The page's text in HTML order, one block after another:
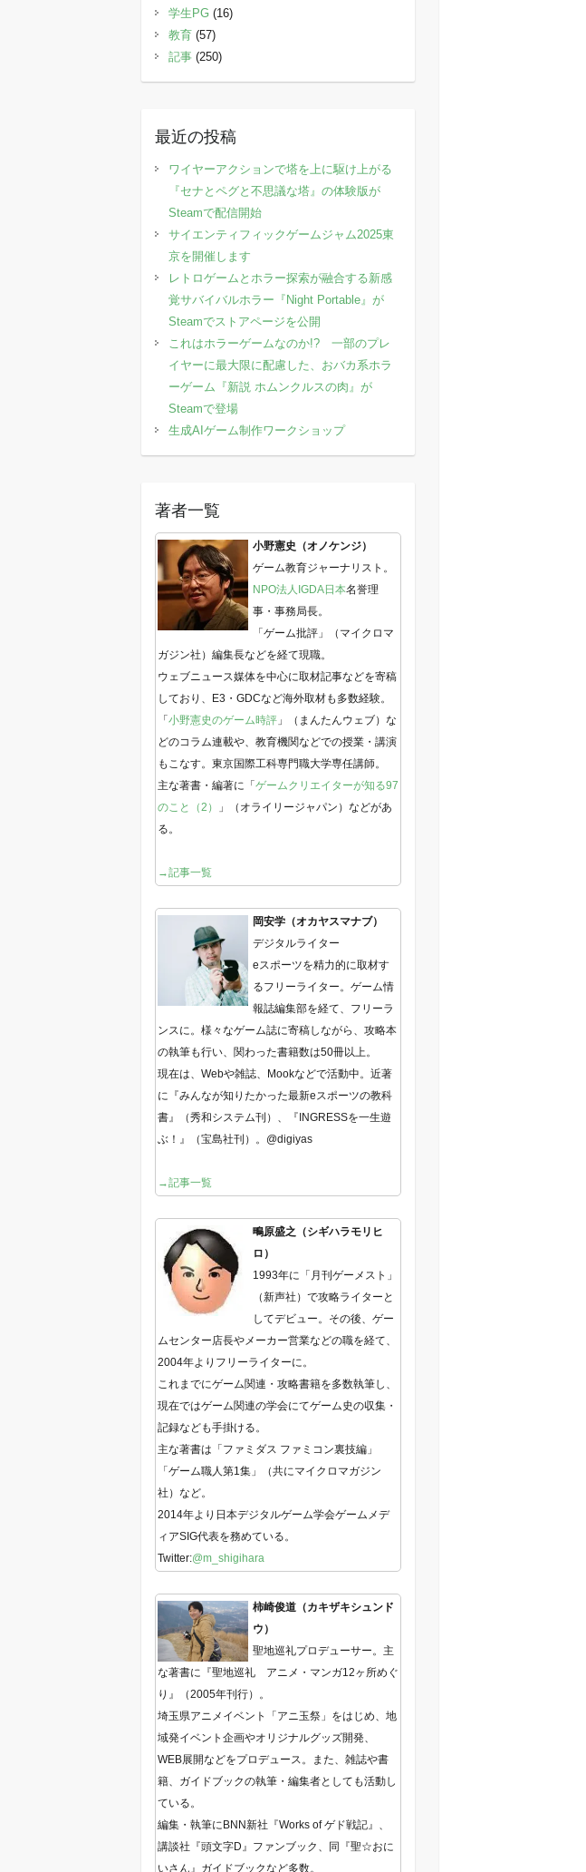
学生PG(16)
教育(57)
記事(250)
最近の投稿
ワイヤーアクションで塔を上に駆け上がる
『セナとペグと不思議な塔』の体験版が
Steamで配信開始
サイエンティフィックゲームジャム2025東
京を開催します
レトロゲームとホラー探索が融合する新感
覚サバイバルホラー『Night Portable』が
Steamでストアページを公開
これはホラーゲームなのか!? 一部のプレ
イヤーに最大限に配慮した、おバカ系ホラ
ーゲーム『新説 ホムンクルスの肉』が
Steamで登場
生成AIゲーム制作ワークショップ
著者一覧
小野憲史（オノケンジ）
ゲーム教育ジャーナリスト。
NPO法人IGDA日本名誉理
事・事務局長。
「ゲーム批評」（マイクロマ
ガジン社）編集長などを経て現職。
ウェブニュース媒体を中心に取材記事などを寄稿
しており、E3・GDCなど海外取材も多数経験。
「 小野憲史のゲーム時評」（まんたんウェブ）な
どのコラム連載や、教育機関などでの授業・講演
もこなす。東京国際工科専門職大学専任講師。
主な著書・編著に「 ゲームクリエイターが知る97
のこと（2）
」（オライリージャパン）などがあ
る。
→記事一覧
岡安学（オカヤスマナブ）
デジタルライター
eスポーツを精力的に取材す
るフリーライター。ゲーム情
報誌編集部を経て、フリーラ
ンスに。様々なゲーム誌に寄稿しながら、攻略本
の執筆も行い、関わった書籍数は50冊以上。
現在は、Webや雑誌、Mookなどで活動中。近著
に『みんなが知りたかった最新eスポーツの教科
書』（秀和システム刊）、『INGRESSを一生遊
ぶ！』（宝島社刊）。@digiyas
→記事一覧
鴫原盛之（シギハラモリヒ
ロ）
1993年に「月刊ゲーメスト」
（新声社）で攻略ライターと
してデビュー。その後、ゲー
ムセンター店長やメーカー営業などの職を経て、
2004年よりフリーライターに。
これまでにゲーム関連・攻略書籍を多数執筆し、
現在ではゲーム関連の学会にてゲーム史の収集・
記録なども手掛ける。
主な著書は「ファミダス ファミコン裏技編」
「ゲーム職人第1集」（共にマイクロマガジン
社）など。
2014年より日本デジタルゲーム学会ゲームメデ
ィアSIG代表を務めている。
Twitter:@m_shigihara
柿崎俊道（カキザキシュンド
ウ）
聖地巡礼プロデューサー。主
な著書に『聖地巡礼 アニメ・マンガ12ヶ所めぐ
り』（2005年刊行）。
埼玉県アニメイベント「アニ玉祭」をはじめ、地
域発イベント企画やオリジナルグッズ開発、
WEB展開などをプロデュース。また、雑誌や書
籍、ガイドブックの執筆・編集者としても活動し
ている。
編集・執筆にBNN新社『Works of ゲド戦記』、
講談社『頭文字D』ファンブック、同『聖☆おに
いさん』ガイドブックなど多数。